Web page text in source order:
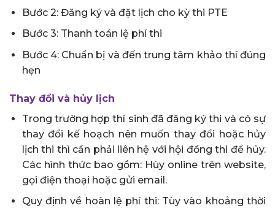
Bước 2: Đăng ký và đặt lịch cho kỳ thi PTE
Bước 3: Thanh toán lệ phí thi
Bước 4: Chuẩn bị và đến trung tâm khảo thí đúng
hẹn
Thay đổi và hủy lịch
Trong trường hợp thí sinh đã đăng ký thi và có sự
thay đổi kế hoạch nên muốn thay đổi hoặc hủy
lịch thi thì cần phải liên hệ với hội đồng thi để hủy.
Các hình thức bao gồm: Hùy online trên website,
gọi điện thoại hoặc gửi email.
Quy định về hoàn lệ phí thi: Tùy vào khoảng thời